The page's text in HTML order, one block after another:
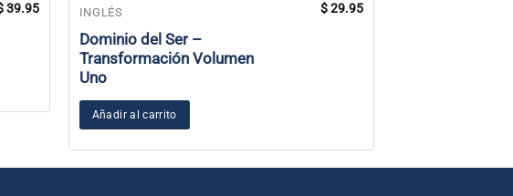
39.95 INGLÉS
Dominio del Ser –
Transformación Volumen
Uno
$29.95
Añadir al carrito